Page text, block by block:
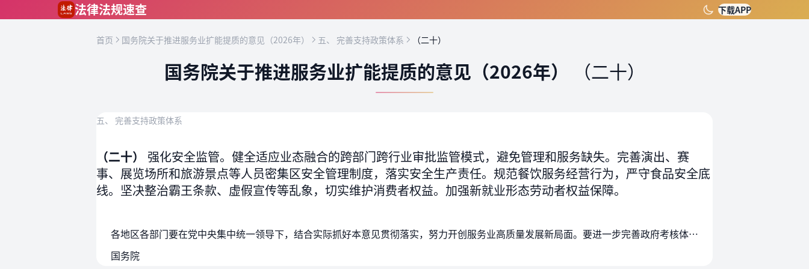
法律法规速查 下载APP
首页 国务院关于推进服务业扩能提质的意见（2026年） 五、 完善支持政策体系 （二十）
国务院关于推进服务业扩能提质的意见（2026年） （二十）
五、 完善支持政策体系
（二十） 强化安全监管。健全适应业态融合的跨部门跨行业审批监管模式，避免管理和服务缺失。完善演出、赛
事、展览场所和旅游景点等人员密集区安全管理制度，落实安全生产责任。规范餐饮服务经营行为，严守食品安全底
线。坚决整治霸王条款、虚假宣传等乱象，切实维护消费者权益。加强新就业形态劳动者权益保障。
各地区各部门要在党中央集中统一领导下，结合实际抓好本意见贯彻落实，努力开创服务业高质量发展新局面。要进一步完善政府考核体系，充分调动各方面积极性、主动性。各地区…
国务院